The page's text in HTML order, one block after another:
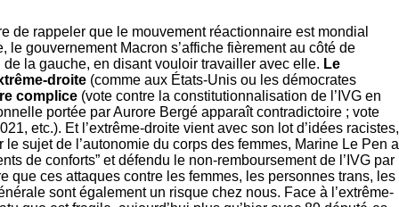
de rappeler que le mouvement réactionnaire est mondial
gouvernement Macron s’affiche fièrement au côté de
la gauche, en disant vouloir travailler avec elle. Le
droite (comme aux États-Unis ou les démocrates
complice (vote contre la constitutionnalisation de l’IVG en
portée par Aurore Bergé apparaît contradictoire ; vote
etc.). Et l’extrême-droite vient avec son lot d’idées racistes,
sujet de l’autonomie du corps des femmes, Marine Le Pen a
de conforts” et défendu le non-remboursement de l’IVG par
que ces attaques contre les femmes, les personnes trans, les
sont également un risque chez nous. Face à l’extrême-